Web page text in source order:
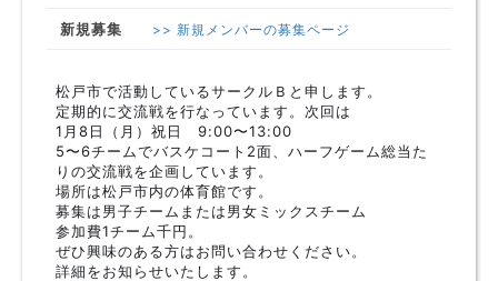
新規募集 >> 新規メンバーの募集ページ
松戸市で活動しているサークルＢと申します。
定期的に交流戦を行なっています。次回は
1月8日（月）祝日 9:00〜13:00
5〜6チームでバスケコート2面、ハーフゲーム総当た
りの交流戦を企画しています。
場所は松戸市内の体育館です。
募集は男子チームまたは男女ミックスチーム
参加費1チーム千円。
ぜひ興味のある方はお問い合わせください。
詳細をお知らせいたします。